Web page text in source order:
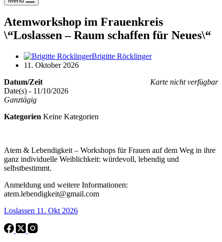
Atemworkshop im Frauenkreis
\“Loslassen – Raum schaffen für Neues\“
Brigitte Röcklinger
11. Oktober 2026
Karte nicht verfügbar
Datum/Zeit
Date(s) - 11/10/2026
Ganztägig
Kategorien Keine Kategorien
Atem & Lebendigkeit – Workshops für Frauen auf dem Weg in ihre
ganz individuelle Weiblichkeit: würdevoll, lebendig und
selbstbestimmt.
Anmeldung und weitere Informationen:
atem.lebendigkeit@gmail.com
Loslassen 11. Okt 2026